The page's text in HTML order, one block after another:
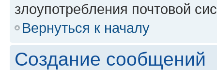
злоупотребления почтовой
Вернуться к началу
Создание сообщений